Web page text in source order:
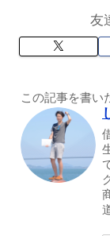
友
この記事を書い